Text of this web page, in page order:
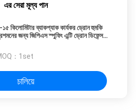
এর সেরা মূল্য পান
কিলোমিটার ব্যাকপ্যাক কার্যকর ড্রোন হুমকি
জন্য জিপিএস স্পুফিং এন্টি ড্রোন ডিফেন্স
： 1set
চালিয়ে